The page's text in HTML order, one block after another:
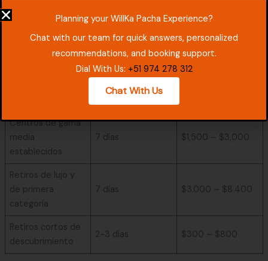
2026?
Tipo de retiro Duración
Rango de precios
7 días
Centros de gama
media
establecidos
7 días $1,500 – $3,000
Retiros de lujo y
de primera
categoría
7 días $3.000 – $8.400
Retiros cortos de
descubrimiento
2-3 días $300 – $800
Planning your WillKa Pacha Experience?
Chat with our team for quick answers, personalized
recommendations, and booking support.
Dial With Us: +51 974 278 312
Chat With Us